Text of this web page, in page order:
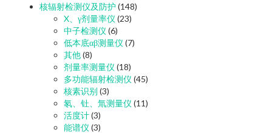
核辐射检测仪及防护 (148)
X、γ剂量率仪 (23)
中子检测仪 (6)
低本底αβ测量仪 (7)
其他(8)
剂量率测量仪 (18)
多功能辐射检测仪 (45)
核素识别 (3)
氡、钍、氚测量仪 (11)
活度计(3)
能谱仪 (3)